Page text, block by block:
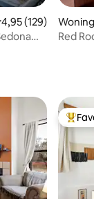
4,95 (129)
Red